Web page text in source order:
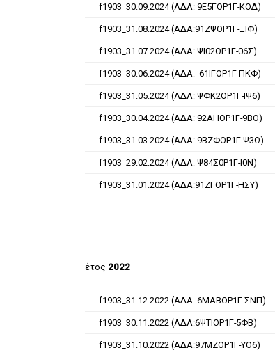
f1903_30.09.2024 (ΑΔΑ: 9Ε5ΓΟΡ1Γ-ΚΟΔ)
f1903_31.08.2024 (ΑΔΑ:91ΖΨΟΡ1Γ-ΞΙΦ)
f1903_31.07.2024 (ΑΔΑ: ΨΙ02ΟΡ1Γ-06Σ)
f1903_30.06.2024 (ΑΔΑ: 61ΙΓΟΡ1Γ-ΠΚΦ)
f1903_31.05.2024 (ΑΔΑ: ΨΦΚ2ΟΡ1Γ-ΙΨ6)
f1903_30.04.2024 (ΑΔΑ: 92ΑΗΟΡ1Γ-9ΒΘ)
f1903_31.03.2024 (ΑΔΑ: 9ΒΖΦΟΡ1Γ-Ψ3Ω)
f1903_29.02.2024 (ΑΔΑ: Ψ84Σ0Ρ1Γ-Ι0Ν)
f1903_31.01.2024 (ΑΔΑ:91ΖΓΟΡ1Γ-ΗΣΥ)
έτος 2022
f1903_31.12.2022 (ΑΔΑ: 6ΜΑΒΟΡ1Γ-ΣΝΠ)
f1903_30.11.2022 (ΑΔΑ:6ΨΤΙΟΡ1Γ-5ΦΒ)
f1903_31.10.2022 (ΑΔΑ:97ΜΖΟΡ1Γ-ΥΟ6)